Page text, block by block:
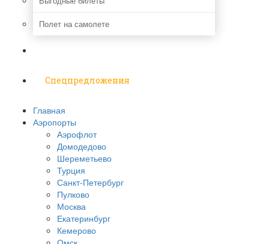
Полет на самолете
Спецпредложения
Главная
Аэропорты
Аэрофлот
Домодедово
Шереметьево
Турция
Санкт-Петербург
Пулково
Москва
Екатеринбург
Кемерово